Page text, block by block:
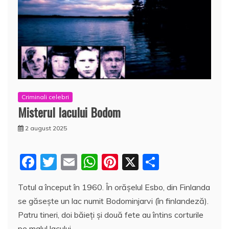
Criminali celebri
Misterul lacului Bodom
2 august 2025
F
a
c
e
T
itt
er
E
ai
l
W
h
at
s
Pi
nt
er
e
X
rt
aj
Totul a început în 1960. În orășelul Esbo, din Finlanda
se găsește un lac numit Bodominjarvi (în finlandeză).
Patru tineri, doi băieți și două fete au întins corturile